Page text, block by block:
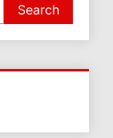
Search